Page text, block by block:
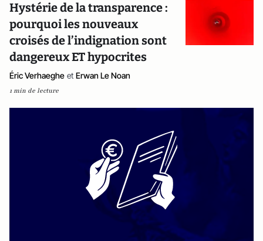
Hystérie de la transparence :
pourquoi les nouveaux
croisés de l’indignation sont
dangereux ET hypocrites
Éric Verhaeghe et Erwan Le Noan
1 min de lecture